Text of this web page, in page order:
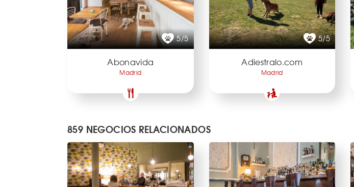
5/5
Abonavida
Madrid
5/5
Adiestralo.com
Madrid
859 NEGOCIOS RELACIONADOS